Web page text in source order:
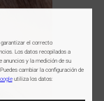
el correcto
Los datos recopilados a
anuncios y la medición de su
cambiar la configuración de
utiliza los datos: